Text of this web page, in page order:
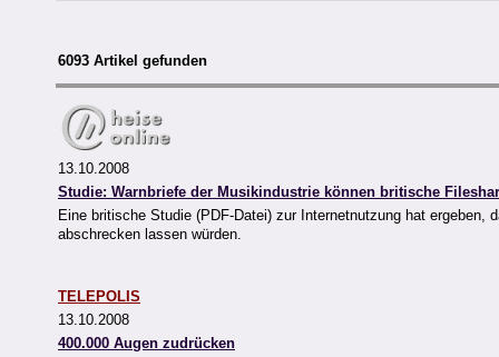
6093 Artikel gefunden
13.10.2008
Studie: Warnbriefe der Musikindustrie können britische
Eine britische Studie (PDF-Datei) zur Internetnutzung hat
abschrecken lassen würden.
TELEPOLIS
13.10.2008
400.000 Augen zudrücken